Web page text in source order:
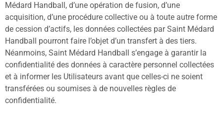
Médard Handball, d’une opération de fusion, d’une
acquisition, d’une procédure collective ou à toute autre forme
de cession d’actifs, les données collectées par Saint Médard
Handball pourront faire l’objet d’un transfert à des tiers.
Néanmoins, Saint Médard Handball s’engage à garantir la
confidentialité des données à caractère personnel collectées
et à informer les Utilisateurs avant que celles-ci ne soient
transférées ou soumises à de nouvelles règles de
confidentialité.